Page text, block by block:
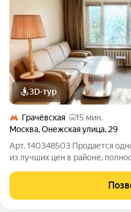
3D-тур
Грачёвская
15 мин.
Москва,Онежская улица, 29
Арт. 140348503 Продается
из лучших цен в районе,
окна с металлической